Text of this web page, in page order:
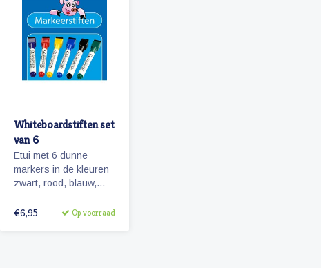
Whiteboardstiften set
van 6
Etui met 6 dunne
markers in de kleuren
zwart, rood, blauw,
De stiften zijn voorzien
€6,95 Op voorraad